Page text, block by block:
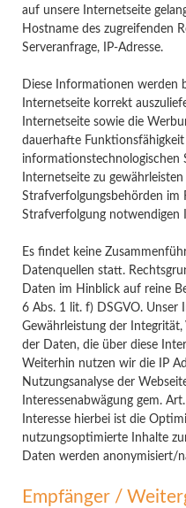
auf unsere Internetseite
Hostname des zugreifenden
Serveranfrage, IP-Adresse.
Diese Informationen werden
Internetseite korrekt
Internetseite sowie die
dauerhafte Funktionsfähigkeit
informationstechnologischen
Internetseite zu
Strafverfolgungsbehörden im
Strafverfolgung notwendigen
Es findet keine
Datenquellen statt.
Daten im Hinblick auf reine
6 Abs. 1 lit. f) DSGVO. Unser
Gewährleistung der
der Daten, die über diese
Weiterhin nutzen wir die IP
Nutzungsanalyse der
Interessenabwägung gem.
Interesse hierbei ist die
nutzungsoptimierte Inhalte
Daten werden anonymisiert/
Empfänger /